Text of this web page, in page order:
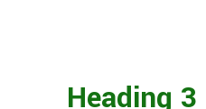
Heading 3